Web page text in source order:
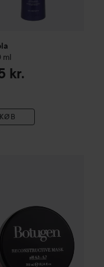
ml
kr.
KØB